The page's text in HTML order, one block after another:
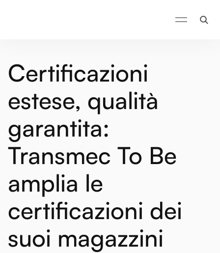
Certificazioni
estese, qualità
garantita:
Transmec To Be
amplia le
certificazioni dei
suoi magazzini